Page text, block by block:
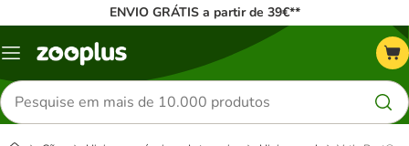
ENVIO GRÁTIS a partir de 39€**
Menu
Pesquisar
produtos